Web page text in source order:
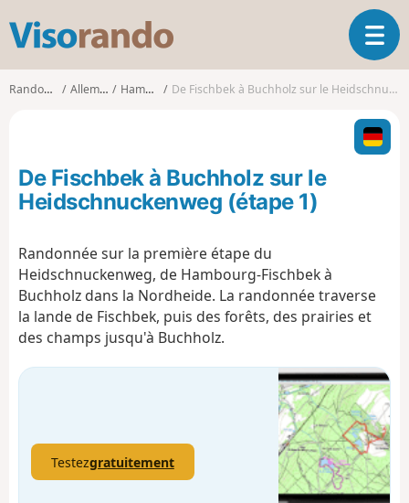
s
o
o
O
u
i
r
l
a
n
Randonnées Allemagne Hambourg De Fischbek à Buchholz sur le Heidschnuckenweg (étape 1)
De Fischbek à Buchholz sur le
Heidschnuckenweg (étape 1)
Randonnée sur la première étape du
Heidschnuckenweg, de Hambourg-Fischbek à
Buchholz dans la Nordheide. La randonnée traverse
la lande de Fischbek, puis des forêts, des prairies et
des champs jusqu'à Buchholz.
Testezgratuitement